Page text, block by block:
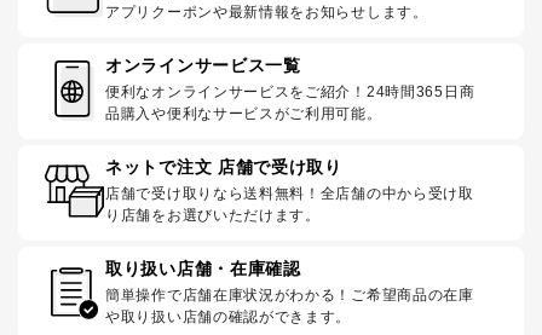
アプリクーポンや最新情報をお知らせします。
オンラインサービス一覧
便利なオンラインサービスをご紹介！24時間365日商
品購入や便利なサービスがご利用可能。
ネットで注文 店舗で受け取り
店舗で受け取りなら送料無料！全店舗の中から受け取
り店舗をお選びいただけます。
取り扱い店舗・在庫確認
簡単操作で店舗在庫状況がわかる！ご希望商品の在庫
や取り扱い店舗の確認ができます。